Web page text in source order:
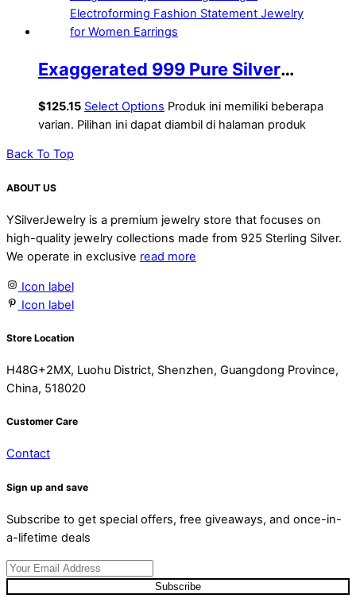
Exaggerated 999 Pure Silver
Triangle Wings Chunky Hollow
Lightweight Electroforming Fashion
Statement Jewelry for Women
Earrings
$125.15 Select Options Produk ini memiliki beberapa
varian. Pilihan ini dapat diambil di halaman produk
Back To Top
ABOUT US
YSilverJewelry is a premium jewelry store that focuses on
high-quality jewelry collections made from 925 Sterling Silver.
We operate in exclusive read more
Icon label
Icon label
Store Location
H48G+2MX, Luohu District, Shenzhen, Guangdong Province,
China, 518020
Customer Care
Contact
Sign up and save
Subscribe to get special offers, free giveaways, and once-in-
a-lifetime deals
Subscribe